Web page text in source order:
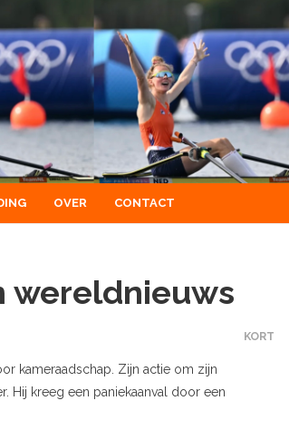
OVER CONTACT
wereldnieuws
KORT
kameraadschap. Zijn actie om zijn
Hij kreeg een paniekaanval door een